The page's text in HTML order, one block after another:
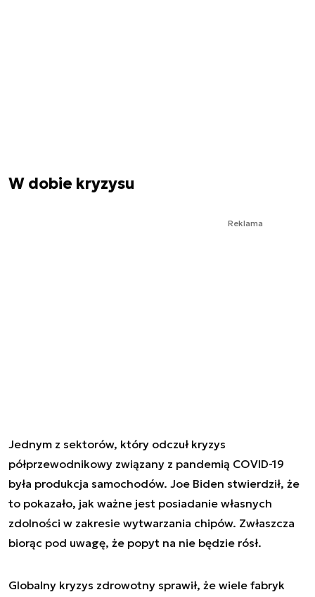
W dobie kryzysu
Reklama
Jednym z sektorów, który odczuł kryzys
półprzewodnikowy związany z pandemią COVID-19
była produkcja samochodów. Joe Biden stwierdził, że
to pokazało, jak ważne jest posiadanie własnych
zdolności w zakresie wytwarzania chipów. Zwłaszcza
biorąc pod uwagę, że popyt na nie będzie rósł.
Globalny kryzys zdrowotny sprawił, że wiele fabryk